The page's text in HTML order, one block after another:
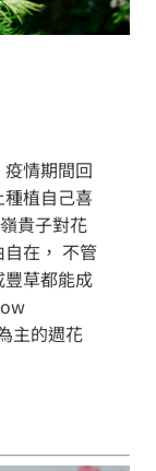
情期間回
植自己喜
貴子對花
在， 不管
草都能成
主的週花